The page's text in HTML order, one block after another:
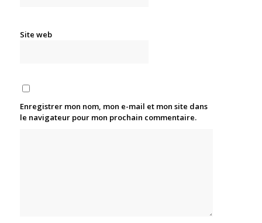
Site web
Enregistrer mon nom, mon e-mail et mon site dans
le navigateur pour mon prochain commentaire.